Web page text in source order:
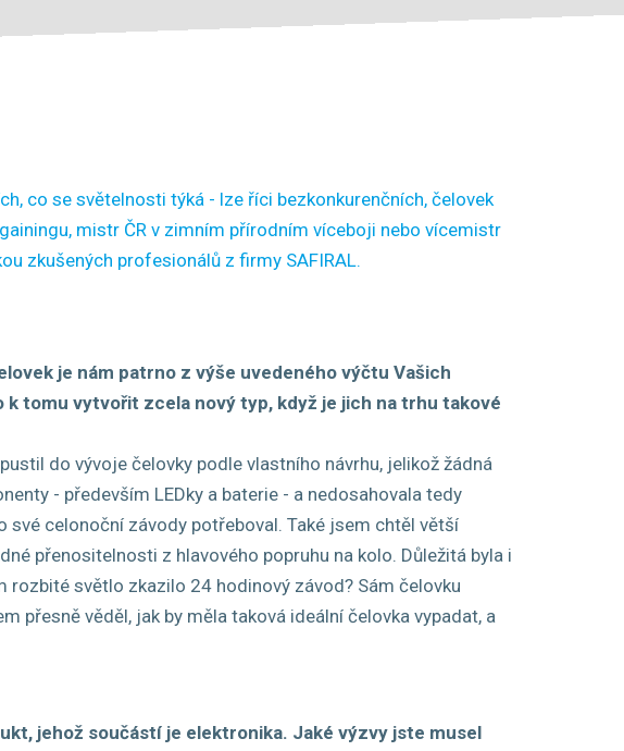
co se světelnosti týká - lze říci bezkonkurenčních, čelovek
mistr ČR v zimním přírodním víceboji nebo vícemistr
zkušených profesionálů z firmy SAFIRAL.
je nám patrno z výše uvedeného výčtu Vašich
tomu vytvořit zcela nový typ, když je jich na trhu takové
do vývoje čelovky podle vlastního návrhu, jelikož žádná
- především LEDky a baterie - a nedosahovala tedy
své celonoční závody potřeboval. Také jsem chtěl větší
přenositelnosti z hlavového popruhu na kolo. Důležitá byla i
rozbité světlo zkazilo 24 hodinový závod? Sám čelovku
přesně věděl, jak by měla taková ideální čelovka vypadat, a
jehož součástí je elektronika. Jaké výzvy jste musel